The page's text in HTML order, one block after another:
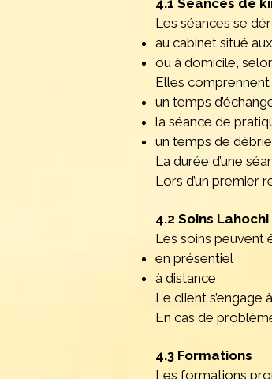
4.1 Séances de
Les séances se
au cabinet situé
ou à domicile,
Elles comprennent
un temps
la séance de
un temps de
La durée d’une
Lors d’un premier
4.2 Soins
Les soins peuvent
en présentiel
à distance
Le client
En cas de
4.3 Formations
Les formations